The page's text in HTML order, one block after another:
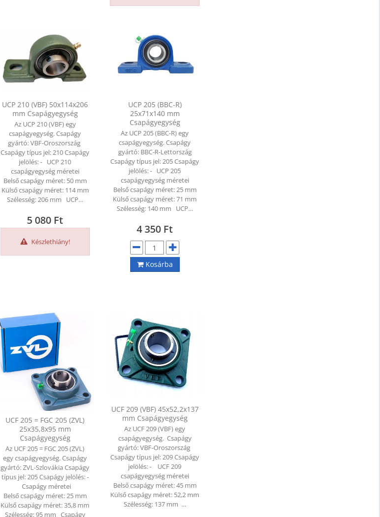
UCP 210 (VBF) 50x114x206
mm Csapágyegység
Az UCP 210 (VBF) egy
csapágyegység. Csapágy
gyártó: VBF-Oroszország
Csapágy típus jel: 210 Csapágy
jelölés: - UCP 210
csapágyegység méretei
Belső csapágy méret: 50 mm
Külső csapágy méret: 114 mm
Szélesség: 206 mm UCP…
5 080 Ft
Készlethiány!
UCP 205 (BBC-R)
25x71x140 mm
Csapágyegység
Az UCP 205 (BBC-R) egy
csapágyegység. Csapágy
gyártó: BBC-R-Lettország
Csapágy típus jel: 205 Csapágy
jelölés: - UCP 205
csapágyegység méretei
Belső csapágy méret: 25 mm
Külső csapágy méret: 71 mm
Szélesség: 140 mm UCP…
4 350 Ft
Kosárba
UCF 205 = FGC 205 (ZVL)
25x35,8x95 mm
Csapágyegység
Az UCF 205 = FGC 205 (ZVL)
egy csapágyegység. Csapágy
gyártó: ZVL-Szlovákia Csapágy
típus jel: 205 Csapágy jelölés: -
Csapágy méretei
Belső csapágy méret: 25 mm
Külső csapágy méret: 35,8 mm
Szélesség: 95 mm Csapágy
UCF 209 (VBF) 45x52,2x137
mm Csapágyegység
Az UCF 209 (VBF) egy
csapágyegység. Csapágy
gyártó: VBF-Oroszország
Csapágy típus jel: 209 Csapágy
jelölés: - UCF 209
csapágyegység méretei
Belső csapágy méret: 45 mm
Külső csapágy méret: 52,2 mm
Szélesség: 137 mm …